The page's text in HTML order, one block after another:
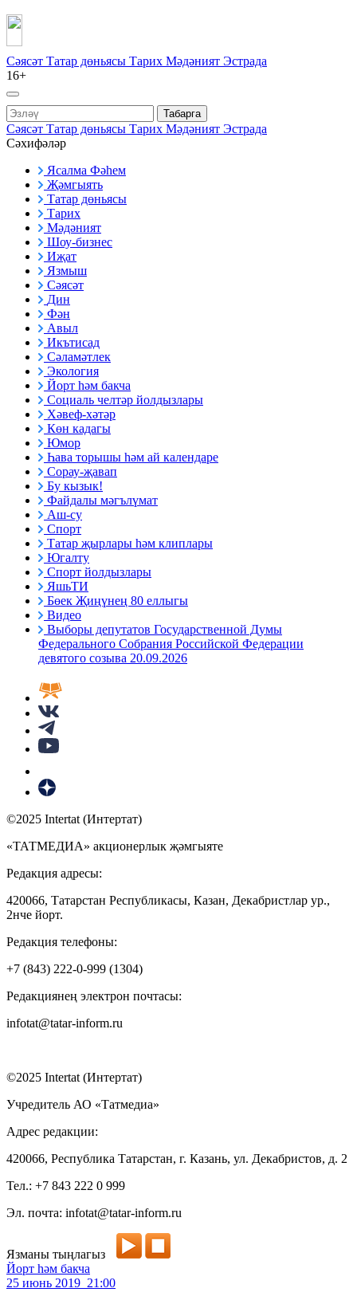
Сәясәт Татар дөньясы Тарих Мәдәният Эстрада
16+
Табарга
Сәясәт Татар дөньясы Тарих Мәдәният Эстрада
Сәхифәләр
Ясалма Фәһем
Җәмгыять
Татар дөньясы
Тарих
Мәдәният
Шоу-бизнес
Иҗат
Язмыш
Сәясәт
Дин
Фән
Авыл
Икътисад
Сәламәтлек
Экология
Йорт һәм бакча
Социаль челтәр йолдызлары
Хәвеф-хәтәр
Көн кадагы
Юмор
Һава торышы һәм ай календаре
Сорау-җавап
Бу кызык!
Файдалы мәгълүмат
Аш-су
Спорт
Татар җырлары һәм клиплары
Югалту
Спорт йолдызлары
ЯшьТИ
Бөек Җиңүнең 80 еллыгы
Видео
Выборы депутатов Государственной Думы
Федерального Собрания Российской Федерации
девятого созыва 20.09.2026
©2025 Intertat (Интертат)
«ТАТМЕДИА» акционерлык җәмгыяте
Редакция адресы:
420066, Татарстан Республикасы, Казан, Декабристлар ур.,
2нче йорт.
Редакция телефоны:
+7 (843) 222-0-999 (1304)
Редакциянең электрон почтасы:
infotat@tatar-inform.ru
©2025 Intertat (Интертат)
Учредитель АО «Татмедиа»
Адрес редакции:
420066, Республика Татарстан, г. Казань, ул. Декабристов, д. 2
Тел.: +7 843 222 0 999
Эл. почта: infotat@tatar-inform.ru
Язманы тыңлагыз
Йорт һәм бакча
25 июнь 2019 21:00